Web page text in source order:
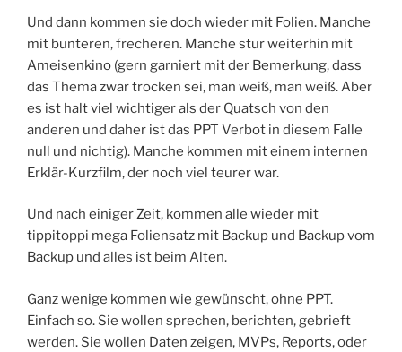
Und dann kommen sie doch wieder mit Folien. Manche
mit bunteren, frecheren. Manche stur weiterhin mit
Ameisenkino (gern garniert mit der Bemerkung, dass
das Thema zwar trocken sei, man weiß, man weiß. Aber
es ist halt viel wichtiger als der Quatsch von den
anderen und daher ist das PPT Verbot in diesem Falle
null und nichtig). Manche kommen mit einem internen
Erklär-Kurzfilm, der noch viel teurer war.
Und nach einiger Zeit, kommen alle wieder mit
tippitoppi mega Foliensatz mit Backup und Backup vom
Backup und alles ist beim Alten.
Ganz wenige kommen wie gewünscht, ohne PPT.
Einfach so. Sie wollen sprechen, berichten, gebrieft
werden. Sie wollen Daten zeigen, MVPs, Reports, oder